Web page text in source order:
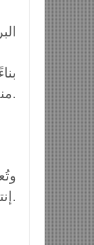
منذ عام 2020.
إنتاجه عالميا في موسم التسويق 2024-2025.